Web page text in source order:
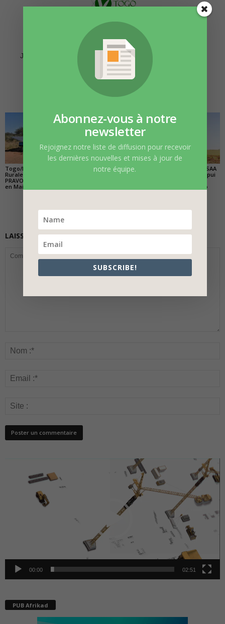
Vert Togo
https://www.vert-togo.com
Journal en ligne sur l'environnement l'économie verte et le
développement durable
ARTICLES CONNEXES PLUS DE L'AUTEUR
Togo/Électrification
Rurale: L’équipe du
PRAVOST en formation
en Mai 2022
Prosper Sèkdja Samon :
« La gestion des
Le programme TERSAA
veut apporter un appui
écologique au Togo
LAISSER UN COMMENTAIRE
00:00 02:51
PUB Afrikad
Abonnez-vous à notre
newsletter
Rejoignez notre liste de diffusion pour recevoir
les dernières nouvelles et mises à jour de
notre équipe.
SUBSCRIBE!